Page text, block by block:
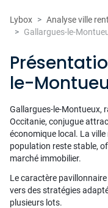
Lybox Analyse ville
Gallargues-le-
le-
Gallargues-le-Montueux,
Occitanie, conjugue
économique local. La
population reste stable,
marché immobilier.
Le caractère
vers des stratégies
plusieurs lots.